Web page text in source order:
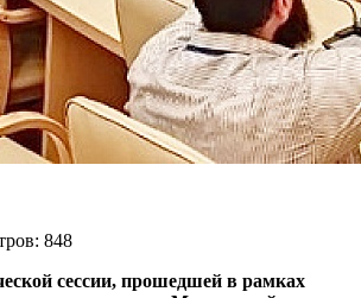
848
сессии, прошедшей в рамках